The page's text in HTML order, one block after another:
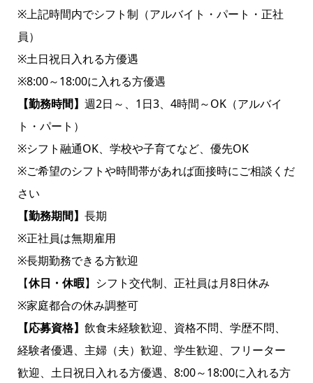
※上記時間内でシフト制（アルバイト・パート・正社
員）
※土日祝日入れる方優遇
※8:00～18:00に入れる方優遇
【勤務時間】 週2日～、1日3、4時間～OK（アルバイ
ト・パート）
※シフト融通OK、学校や子育てなど、優先OK
※ご希望のシフトや時間帯があれば面接時にご相談くだ
さい
【勤務期間】 長期
※正社員は無期雇用
※長期勤務できる方歓迎
【休日・休暇】シフト交代制、正社員は月8日休み
※家庭都合の休み調整可
【応募資格】 飲食未経験歓迎、資格不問、学歴不問、
経験者優遇、主婦（夫）歓迎、学生歓迎、フリーター
歓迎、土日祝日入れる方優遇、8:00～18:00に入れる方